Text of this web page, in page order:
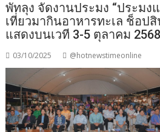
พัทลุง จัดงานประมง “ประมง
เที่ยวมากินอาหารทะเล ช็อป
แสดงบนเวที 3-5 ตุลาคม
03/10/2025 @hotnewstimeonline